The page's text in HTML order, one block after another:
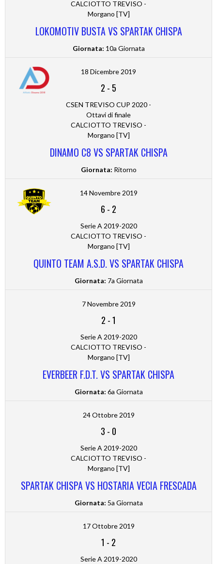
CALCIOTTO TREVISO -
Morgano [TV]
LOKOMOTIV BUSTA VS SPARTAK CHISPA
Giornata: 10a Giornata
18 Dicembre 2019
2 - 5
CSEN TREVISO CUP 2020 -
Ottavi di finale
CALCIOTTO TREVISO -
Morgano [TV]
DINAMO C8 VS SPARTAK CHISPA
Giornata: Ritorno
14 Novembre 2019
6 - 2
Serie A 2019-2020
CALCIOTTO TREVISO -
Morgano [TV]
QUINTO TEAM A.S.D. VS SPARTAK CHISPA
Giornata: 7a Giornata
7 Novembre 2019
2 -1
Serie A 2019-2020
CALCIOTTO TREVISO -
Morgano [TV]
EVERBEER F.D.T. VS SPARTAK CHISPA
Giornata: 6a Giornata
24 Ottobre 2019
3 - 0
Serie A 2019-2020
CALCIOTTO TREVISO -
Morgano [TV]
SPARTAK CHISPA VS HOSTARIA VECIA FRESCADA
Giornata: 5a Giornata
17 Ottobre 2019
1 - 2
Serie A 2019-2020